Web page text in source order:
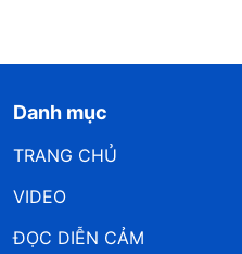
Danh mục
TRANG CHỦ
VIDEO
ĐỌC DIỄN CẢM